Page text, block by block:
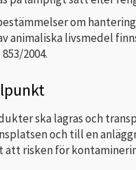
om
animaliska livsmedel
2004.
ska lagras och
och till en
att risken för